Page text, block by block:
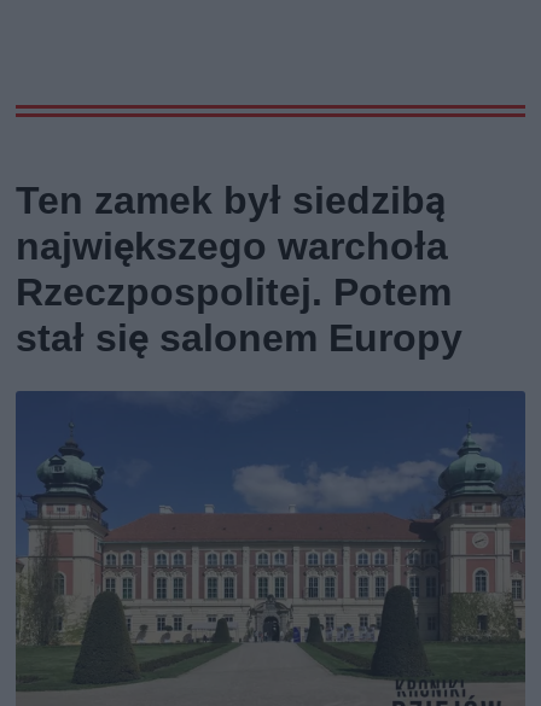
Ten zamek był siedzibą
największego warchoła
Rzeczpospolitej. Potem
stał się salonem Europy